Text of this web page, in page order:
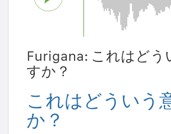
Furigana: これはどう
すか？
これはどういう
か？